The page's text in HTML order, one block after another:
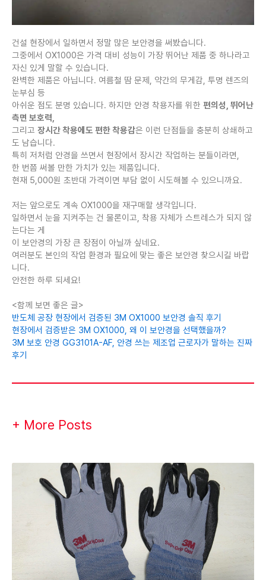
건설 현장에서 일하면서 정말 많은 보안경을 써봤습니다.
그중에서 OX1000은 가격 대비 성능이 가장 뛰어난 제품 중 하나라고
자신 있게 말할 수 있습니다.
완벽한 제품은 아닙니다. 여름철 땀 문제, 약간의 무게감, 투명 렌즈의
눈부심 등
아쉬운 점도 분명 있습니다. 하지만 안경 착용자를 위한 편의성, 뛰어난
측면 보호력,
그리고 장시간 착용에도 편한 착용감은 이런 단점들을 충분히 상쇄하고
도 남습니다.
특히 저처럼 안경을 쓰면서 현장에서 장시간 작업하는 분들이라면,
한 번쯤 써볼 만한 가치가 있는 제품입니다.
현재 5,000원 초반대 가격이면 부담 없이 시도해볼 수 있으니까요.
저는 앞으로도 계속 OX1000을 재구매할 생각입니다.
일하면서 눈을 지켜주는 건 물론이고, 착용 자체가 스트레스가 되지 않
는다는 게
이 보안경의 가장 큰 장점이 아닐까 싶네요.
여러분도 본인의 작업 환경과 필요에 맞는 좋은 보안경 찾으시길 바랍
니다.
안전한 하루 되세요!
<함께 보면 좋은 글>
반도체 공장 현장에서 검증된 3M OX1000 보안경 솔직 후기
현장에서 검증받은 3M OX1000, 왜 이 보안경을 선택했을까?
3M 보호 안경 GG3101A-AF, 안경 쓰는 제조업 근로자가 말하는 진짜
후기
+ More Posts